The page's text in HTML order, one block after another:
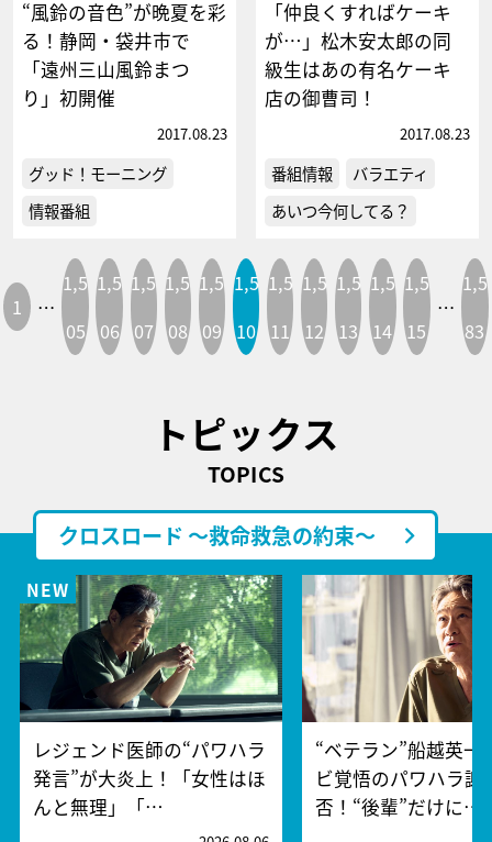
“風鈴の音色”が晩夏を彩
る！静岡・袋井市で
「遠州三山風鈴まつ
り」初開催
2017.08.23
グッド！モーニング
情報番組
「仲良くすればケーキ
が…」松木安太郎の同
級生はあの有名ケーキ
店の御曹司！
2017.08.23
番組情報
バラエティ
あいつ今何してる？
1 …
1,5
05
1,5
06
1,5
07
1,5
08
1,5
09
1,5
10
1,5
11
1,5
12
1,5
13
1,5
14
1,5
15
…
1,5
83
トピックス
TOPICS
クロスロード ～救命救急の約束～
レジェンド医師の“パワハラ
発言”が大炎上！「女性はほ
んと無理」「…
“ベテラン”船越英一
ビ覚悟のパワハラ謝
否！“後輩”だけに…